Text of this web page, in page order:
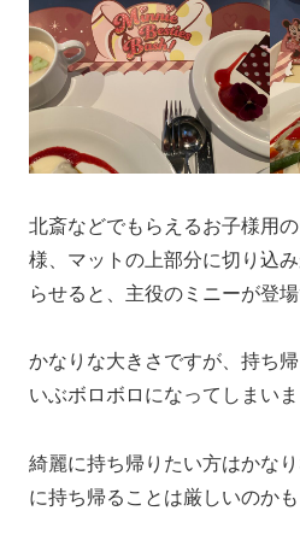
北斎などでもらえるお子様用
様、マットの上部分に切り込
らせると、主役のミニーが登場
かなりな大きさですが、持ち
いぶボロボロになってしまいま
綺麗に持ち帰りたい方はかな
に持ち帰ることは厳しいのかも